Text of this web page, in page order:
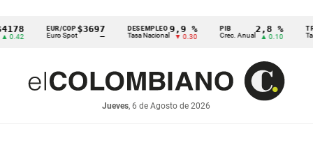
EUR/COP
Euro Spot
$3697
—
DESEMPLEO
Tasa Nacional
9,9 %
▼ 0.30
PIB
Crec. Anual
2,8 %
▲ 0.10
TRM
Tasa Rep.
Jueves, 6 de Agosto de 2026